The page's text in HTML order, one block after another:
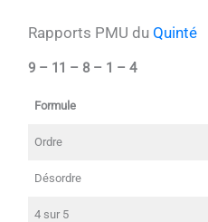
Rapports PMU du Quinté
9 – 11 – 8 – 1 – 4
Formule
Ordre
Désordre
4 sur 5